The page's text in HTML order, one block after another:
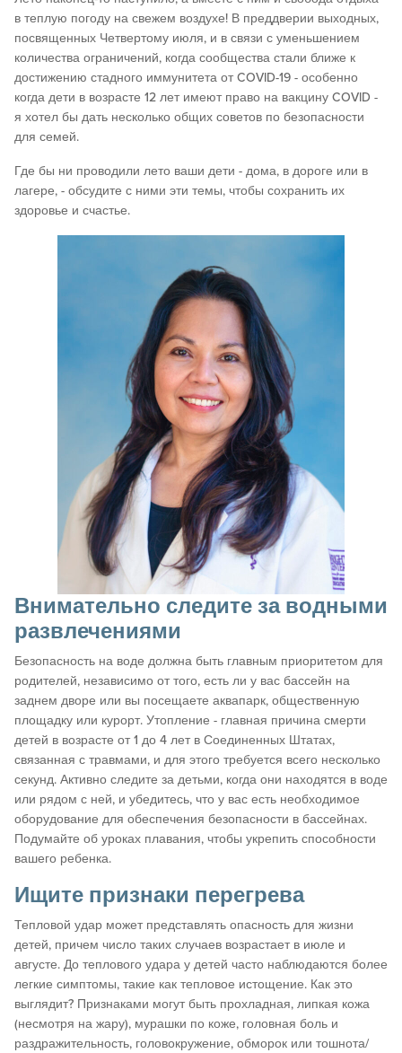
в теплую погоду на свежем воздухе! В преддверии выходных,
посвященных Четвертому июля, и в связи с уменьшением
количества ограничений, когда сообщества стали ближе к
достижению стадного иммунитета от COVID-19 - особенно
когда дети в возрасте 12 лет имеют право на вакцину COVID -
я хотел бы дать несколько общих советов по безопасности
для семей.
Где бы ни проводили лето ваши дети - дома, в дороге или в
лагере, - обсудите с ними эти темы, чтобы сохранить их
здоровье и счастье.
Внимательно следите за водными
развлечениями
Безопасность на воде должна быть главным приоритетом для
родителей, независимо от того, есть ли у вас бассейн на
заднем дворе или вы посещаете аквапарк, общественную
площадку или курорт. Утопление - главная причина смерти
детей в возрасте от 1 до 4 лет в Соединенных Штатах,
связанная с травмами, и для этого требуется всего несколько
секунд. Активно следите за детьми, когда они находятся в воде
или рядом с ней, и убедитесь, что у вас есть необходимое
оборудование для обеспечения безопасности в бассейнах.
Подумайте об уроках плавания, чтобы укрепить способности
вашего ребенка.
Ищите признаки перегрева
Тепловой удар может представлять опасность для жизни
детей, причем число таких случаев возрастает в июле и
августе. До теплового удара у детей часто наблюдаются более
легкие симптомы, такие как тепловое истощение. Как это
выглядит? Признаками могут быть прохладная, липкая кожа
(несмотря на жару), мурашки по коже, головная боль и
раздражительность, головокружение, обморок или тошнота/